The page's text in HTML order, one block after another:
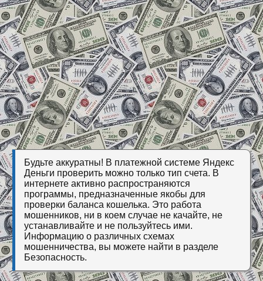
Будьте аккуратны! В платежной системе Яндекс
Деньги проверить можно только тип счета. В
интернете активно распространяются
программы, предназначенные якобы для
проверки баланса кошелька. Это работа
мошенников, ни в коем случае не качайте, не
устанавливайте и не пользуйтесь ими.
Информацию о различных схемах
мошенничества, вы можете найти в разделе
Безопасность.